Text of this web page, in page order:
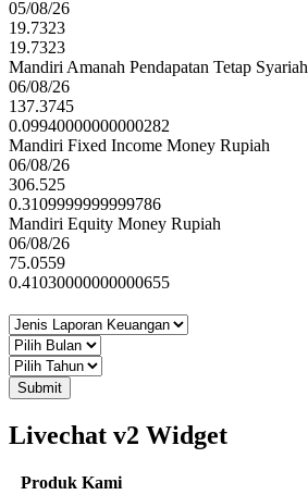
05/08/26
19.7323
19.7323
Mandiri Amanah Pendapatan Tetap Syariah
06/08/26
137.3745
0.09940000000000282
Mandiri Fixed Income Money Rupiah
06/08/26
306.525
0.3109999999999786
Mandiri Equity Money Rupiah
06/08/26
75.0559
0.41030000000000655
Submit
Livechat v2 Widget
Produk Kami